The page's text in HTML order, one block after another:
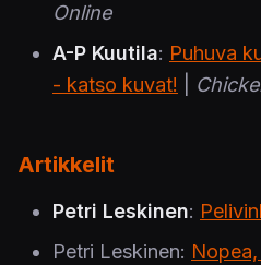
Online
A-P Kuutila: Puhuva
- katso kuvat!
Artikkelit
Petri Leskinen:
Petri Leskinen: